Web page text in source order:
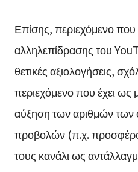
Επίσης, περιεχόμενο που
αλληλεπίδρασης του
θετικές αξιολογήσεις,
περιεχόμενο που έχει ως
αύξηση των αριθμών
προβολών (π.χ.
τους κανάλι ως